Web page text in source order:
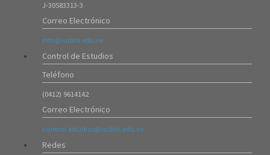
DISEÑO INTERIOR
20/Ago/2025
SEGURO ESTUDIANTIL
05/Nov/2024
01/Nov/2023
PLATAFORMA VIRTUAL
04/Oct/2023
J-30583313-3
Correo Electrónico
info@iudlm.edu.ve
Control de Estudios
Teléfono
(0412) 9614142
Correo Electrónico
control.estudios@iudlm.edu.ve
Redes